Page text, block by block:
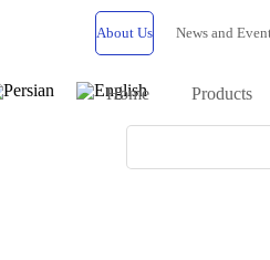
About Us News and
Home Products